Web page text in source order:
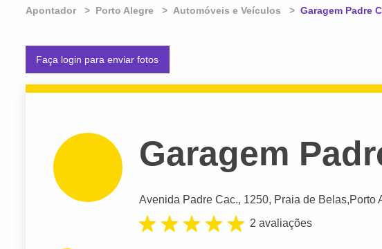
Apontador Porto Alegre Automóveis e Veículos Atual:
Garagem Padre
Faça login para enviar fotos
Garagem
Avenida Padre Cac., 1250, Praia de Belas,Porto
2 avaliações